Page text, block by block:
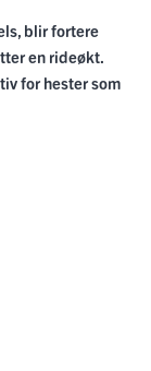
blir fortere
en rideøkt.
for hester som